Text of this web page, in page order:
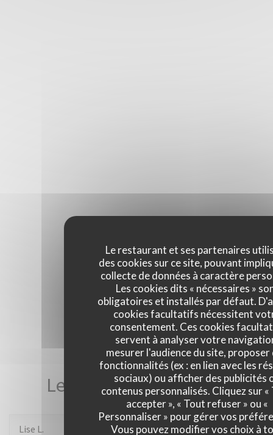
Le restaurant et ses partenaires
des cookies sur ce site, pouvant
collecte de données à caractère
Les cookies dits « nécessaires »
obligatoires et installés par défaut.
cookies facultatifs nécessitent
consentement. Ces cookies
servent à analyser votre
mesurer l'audience du site, proposer
fonctionnalités (ex : en lien avec les
sociaux) ou afficher des publicités
contenus personnalisés. Cliquez sur «
accepter », « Tout refuser » ou «
Personnaliser » pour gérer vos
Vous pouvez modifier vos choix à
Les avis de nos clients
Lise L